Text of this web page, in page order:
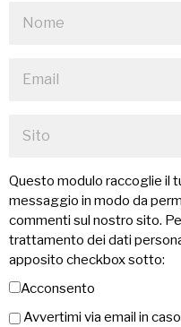
Questo modulo raccoglie il
messaggio in modo da
commenti sul nostro sito.
trattamento dei dati
apposito checkbox sotto:
Acconsento
Avvertimi via email in